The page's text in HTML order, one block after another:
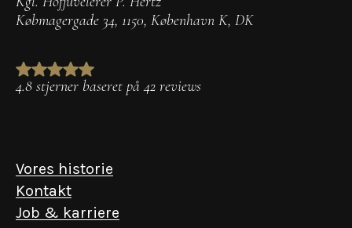
Købmagergade 34, 1150, København K, DK
4.8 stjerner baseret på 42 reviews
Vores historie
Kontakt
Job & karriere